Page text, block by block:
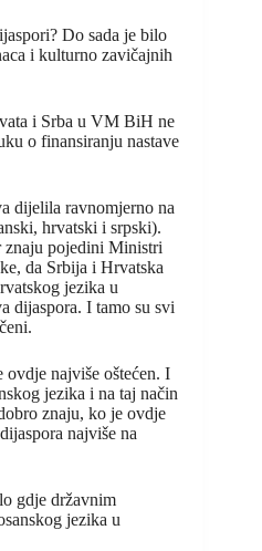
Do sada je bilo
i kulturno zavičajnih
i Srba u VM BiH ne
o finansiranju nastave
dijelila ravnomjerno na
hrvatski i srpski).
znaju pojedini Ministri
da Srbija i Hrvatska
jezika u
dijaspora. I tamo su svi
najviše oštećen. I
jezika i na taj način
znaju, ko je ovdje
najviše na
gdje državnim
jezika u